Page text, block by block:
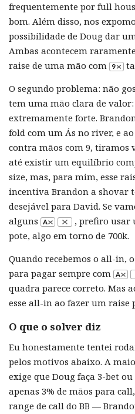
frequentemente por full
bom. Além disso, nos
possibilidade de Doug dar
Ambas acontecem
raise de uma mão com
O segundo problema: não
tem uma mão clara de valor:
extremamente forte.
fold com um Ás no river, e
contra mãos com 9, tiramos
até existir um equilíbrio
size, mas, para mim, esse
incentiva Brandon a shovar
desejável para David. Se
alguns
, prefiro usar
pote, algo em torno de 700k.
Quando recebemos o all-in,
para pagar sempre com
quadra parece correto. Mas
esse all-in ao fazer um raise
O que o solver diz
Eu honestamente tentei
pelos motivos abaixo. A
exige que Doug faça 3-bet
apenas 3% de mãos para
range de call do BB —